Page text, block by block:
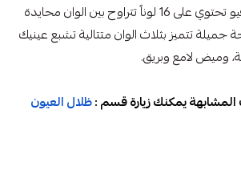
من نيوفيو تحتوي على 16 لوناً تتراوح بين الوان محايدة
جميلة تتميز بثلاث الوان متتالية تشبع عينيك
وميض لامع وبريق.
يمكنك زيارة قسم :ظلال العيون
,